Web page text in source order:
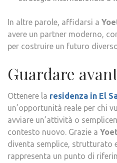
In altre parole, affidarsi a
avere un partner moderno,
per costruire un futuro
Guardare
Ottenere la residenza in El
un’opportunità reale per chi
avviare un’attività o
contesto nuovo. Grazie a
diventa semplice, strutturato
rappresenta un punto di